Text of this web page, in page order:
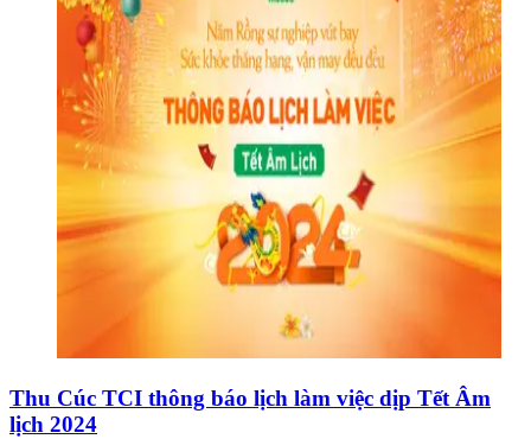
Thu Cúc TCI thông báo lịch làm việc dịp Tết Âm
lịch 2024